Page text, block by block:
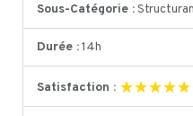
Sous-Catégorie :
Durée :14h
Satisfaction : ★★★★★
★★★★★